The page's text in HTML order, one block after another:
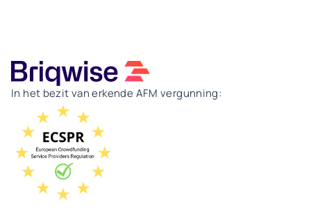
In het bezit van erkende AFM vergunning: